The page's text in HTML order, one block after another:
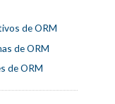
de ORM
de ORM
de ORM